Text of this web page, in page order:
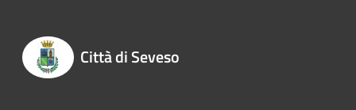
Città di Seveso